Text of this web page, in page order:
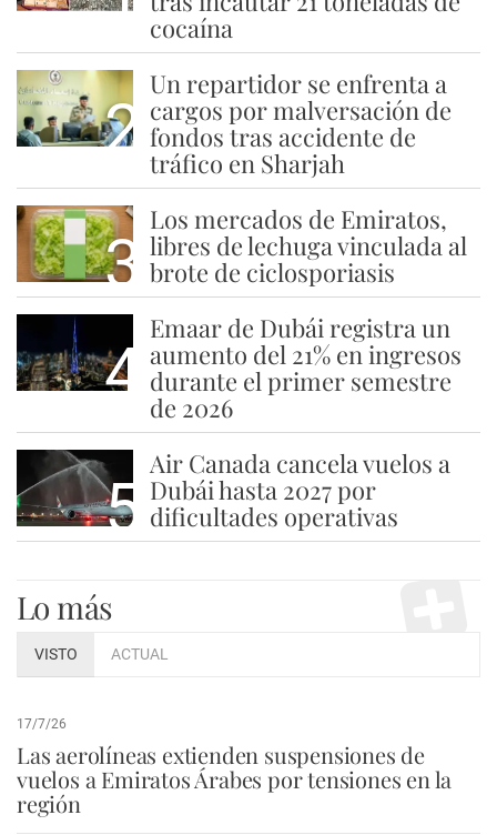
cocaína
2
Un repartidor se enfrenta a
cargos por malversación de
fondos tras accidente de
tráfico en Sharjah
3
Los mercados de Emiratos,
libres de lechuga vinculada al
brote de ciclosporiasis
4
Emaar de Dubái registra un
aumento del 21% en ingresos
durante el primer semestre
de 2026
5
Air Canada cancela vuelos a
Dubái hasta 2027 por
dificultades operativas
Lo más
VISTO ACTUAL
17/7/26
Las aerolíneas extienden suspensiones de
vuelos a Emiratos Árabes por tensiones en la
región